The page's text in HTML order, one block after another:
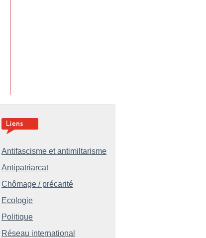
Antifascisme et antimiltarisme
Antipatriarcat
Chômage / précarité
Ecologie
Politique
Réseau international